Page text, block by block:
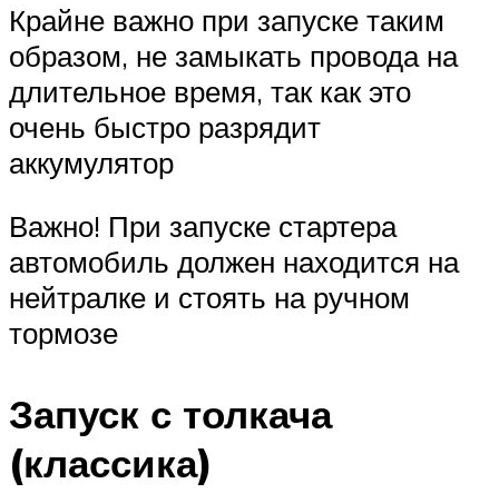
Крайне важно при запуске таким
образом, не замыкать провода на
длительное время, так как это
очень быстро разрядит
аккумулятор
Важно! При запуске стартера
автомобиль должен находится на
нейтралке и стоять на ручном
тормозе
Запуск с толкача
(классика)